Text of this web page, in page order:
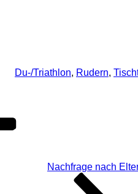
Du-/Triathlon, Rudern,
Nachfrage nach